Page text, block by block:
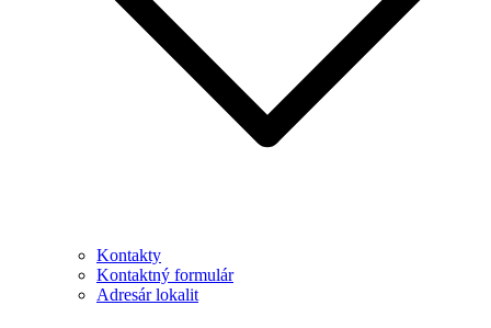
Kontakty
Kontaktný formulár
Adresár lokalit